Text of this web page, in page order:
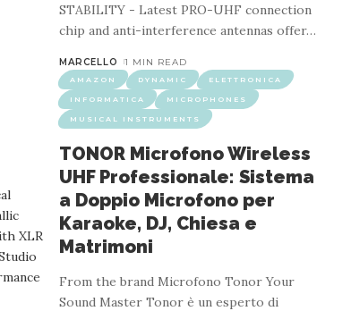
ingegneria audio e offre soluzioni per gli appassionati
preciso e completo senza fastidiosi rumori estranei.
STABILITY - Latest PRO-UHF connection
chip and anti-interference antennas offer…
MARCELLO 1 MIN READ
AMAZON DYNAMIC ELETTRONICA
INFORMATICA MICROPHONES
MUSICAL INSTRUMENTS
TONOR Microfono Wireless
UHF Professionale: Sistema
a Doppio Microfono per
Karaoke, DJ, Chiesa e
Matrimoni
From the brand Microfono Tonor Your
Sound Master Tonor è un esperto di